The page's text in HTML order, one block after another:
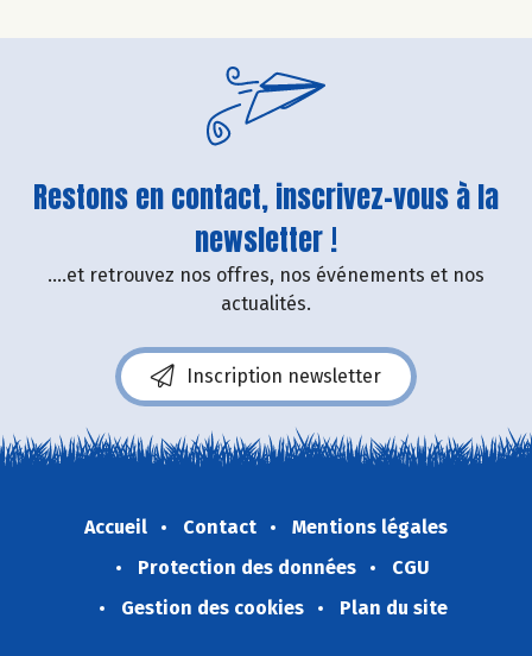
Restons en contact, inscrivez-vous à la
newsletter !
....et retrouvez nos offres, nos événements et nos
actualités.
Inscription newsletter
Accueil Contact
Mentions légales
Protection des données
CGU
Gestion des cookies
Plan du site